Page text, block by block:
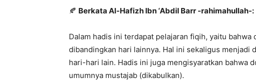
🍂 Berkata Al-Hafizh Ibn ‘Abdil Barr -rahimahullah-:
Dalam hadis ini terdapat pelajaran fiqih, yaitu bahwa
dibandingkan hari lainnya. Hal ini sekaligus menjadi
hari-hari lain. Hadis ini juga mengisyaratkan bahwa
umumnya mustajab (dikabulkan).